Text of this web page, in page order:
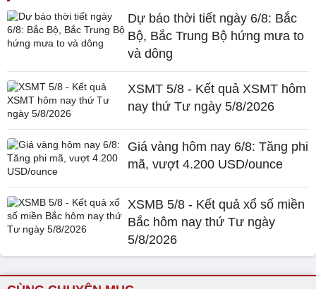
Dự báo thời tiết ngày 6/8: Bắc
Bộ, Bắc Trung Bộ hứng mưa to
và dông
XSMT 5/8 - Kết quả XSMT hôm
nay thứ Tư ngày 5/8/2026
Giá vàng hôm nay 6/8: Tăng phi
mã, vượt 4.200 USD/ounce
XSMB 5/8 - Kết quả xổ số miền
Bắc hôm nay thứ Tư ngày
5/8/2026